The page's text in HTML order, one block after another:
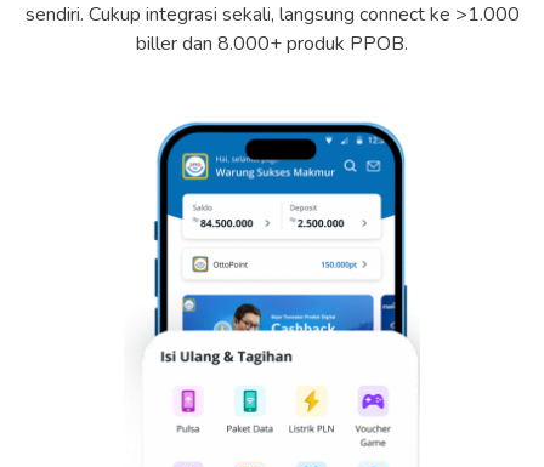
sendiri. Cukup integrasi sekali, langsung connect ke >1.000
biller dan 8.000+ produk PPOB.